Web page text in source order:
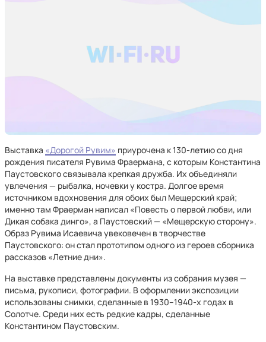
Выставка «Дорогой Рувим» приурочена к 130-летию со дня
рождения писателя Рувима Фраермана, с которым Константина
Паустовского связывала крепкая дружба. Их объединяли
увлечения — рыбалка, ночевки у костра. Долгое время
источником вдохновения для обоих был Мещерский край;
именно там Фраерман написал «Повесть о первой любви, или
Дикая собака динго», а Паустовский — «Мещерскую сторону».
Образ Рувима Исаевича увековечен в творчестве
Паустовского: он стал прототипом одного из героев сборника
рассказов «Летние дни».
На выставке представлены документы из собрания музея —
письма, рукописи, фотографии. В оформлении экспозиции
использованы снимки, сделанные в 1930–1940-х годах в
Солотче. Среди них есть редкие кадры, сделанные
Константином Паустовским.